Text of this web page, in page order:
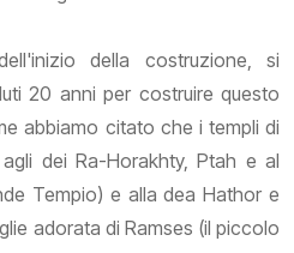
della costruzione, si
20 anni per costruire questo
abbiamo citato che i templi di
dei Ra-Horakhty, Ptah e al
Tempio) e alla dea Hathor e
adorata di Ramses (il piccolo